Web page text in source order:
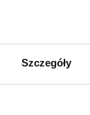
Szczegóły
w